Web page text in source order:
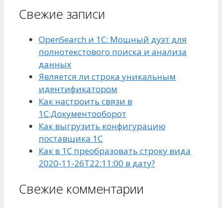
Свежие записи
OpenSearch и 1С: Мощный дуэт для
полнотекстового поиска и анализа
данных
Является ли строка уникальным
идентификатором
Как настроить связи в
1С:Документооборот
Как выгрузить конфигурацию
поставщика 1С
Как в 1С преобразовать строку вида
2020-11-26T22:11:00 в дату?
Свежие комментарии